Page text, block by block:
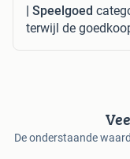
| Speelgoed
terwijl de
De onderstaande